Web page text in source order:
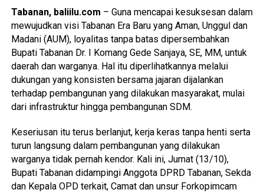
Tabanan, baliilu.com – Guna mencapai kesuksesan dalam
mewujudkan visi Tabanan Era Baru yang Aman, Unggul dan
Madani (AUM), loyalitas tanpa batas dipersembahkan
Bupati Tabanan Dr. I Komang Gede Sanjaya, SE, MM, untuk
daerah dan warganya. Hal itu diperlihatkannya melalui
dukungan yang konsisten bersama jajaran dijalankan
terhadap pembangunan yang dilakukan masyarakat, mulai
dari infrastruktur hingga pembangunan SDM.
Keseriusan itu terus berlanjut, kerja keras tanpa henti serta
turun langsung dalam pembangunan yang dilakukan
warganya tidak pernah kendor. Kali ini, Jumat (13/10),
Bupati Tabanan didampingi Anggota DPRD Tabanan, Sekda
dan Kepala OPD terkait, Camat dan unsur Forkopimcam